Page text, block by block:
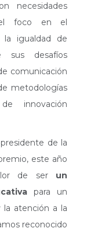
necesidades
el foco en el
la igualdad de
sus desafíos
comunicación
metodologías
innovación
de la
este año
de serun
para un
la atención a la
reconocido